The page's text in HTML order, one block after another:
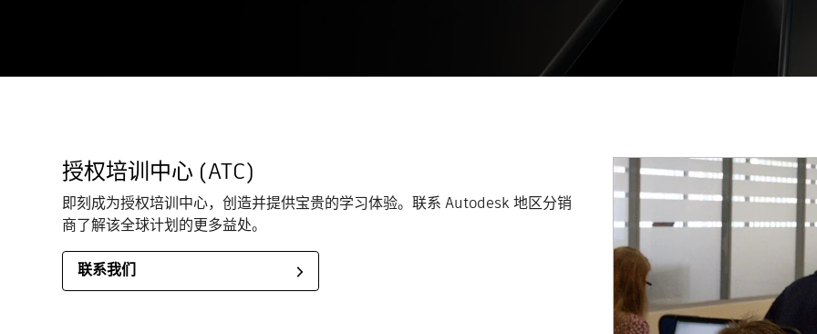
授权培训中心 (ATC)
即刻成为授权培训中心，创造并提供宝贵的学习体验。联系 Autodesk 地区分销
商了解该全球计划的更多益处。
联系我们